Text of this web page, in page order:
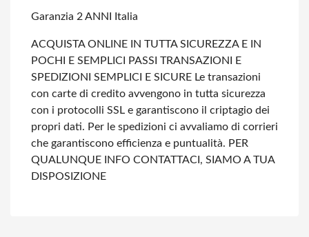
Garanzia 2 ANNI Italia
ACQUISTA ONLINE IN TUTTA SICUREZZA E IN
POCHI E SEMPLICI PASSI TRANSAZIONI E
SPEDIZIONI SEMPLICI E SICURE Le transazioni
con carte di credito avvengono in tutta sicurezza
con i protocolli SSL e garantiscono il criptagio dei
propri dati. Per le spedizioni ci avvaliamo di corrieri
che garantiscono efficienza e puntualità. PER
QUALUNQUE INFO CONTATTACI, SIAMO A TUA
DISPOSIZIONE